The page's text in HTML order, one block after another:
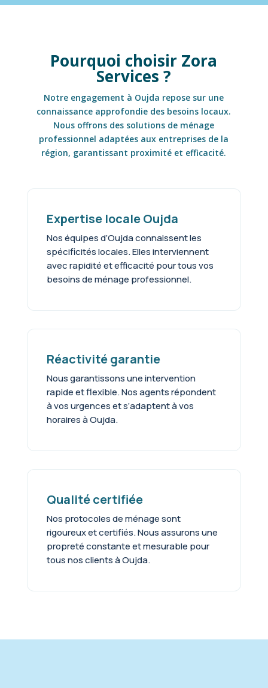
Pourquoi choisir Zora
Services ?
Notre engagement à Oujda repose sur une
connaissance approfondie des besoins locaux.
Nous offrons des solutions de ménage
professionnel adaptées aux entreprises de la
région, garantissant proximité et efficacité.
Expertise locale Oujda
Nos équipes d’Oujda connaissent les
spécificités locales. Elles interviennent
avec rapidité et efficacité pour tous vos
besoins de ménage professionnel.
Réactivité garantie
Nous garantissons une intervention
rapide et flexible. Nos agents répondent
à vos urgences et s’adaptent à vos
horaires à Oujda.
Qualité certifiée
Nos protocoles de ménage sont
rigoureux et certifiés. Nous assurons une
propreté constante et mesurable pour
tous nos clients à Oujda.